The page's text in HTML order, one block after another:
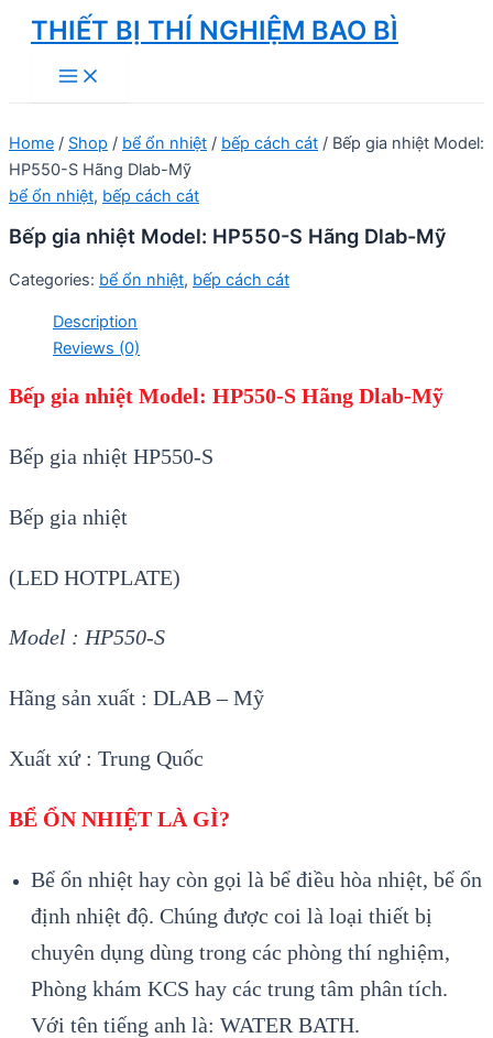
Skip
content
THIẾT BỊ THÍ NGHIỆM BAO BÌ
Main
Menu
Home / Shop / bể ổn nhiệt / bếp cách cát / Bếp gia nhiệt Model:
HP550-S Hãng Dlab-Mỹ
bể ổn nhiệt, bếp cách cát
Bếp gia nhiệt Model: HP550-S Hãng Dlab-Mỹ
Categories: bể ổn nhiệt, bếp cách cát
Description
Reviews (0)
Bếp gia nhiệt Model: HP550-S Hãng Dlab-Mỹ
Bếp gia nhiệt HP550-S
Bếp gia nhiệt
(LED HOTPLATE)
Model : HP550-S
Hãng sản xuất : DLAB – Mỹ
Xuất xứ : Trung Quốc
BỂ ỔN NHIỆT LÀ GÌ?
Bể ổn nhiệt hay còn gọi là bể điều hòa nhiệt, bể ổn
định nhiệt độ. Chúng được coi là loại thiết bị
chuyên dụng dùng trong các phòng thí nghiệm,
Phòng khám KCS hay các trung tâm phân tích.
Với tên tiếng anh là: WATER BATH.